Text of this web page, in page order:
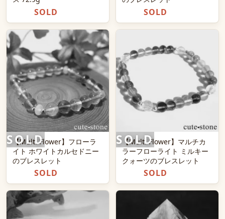
【Multi Flower】フローラ
イト ホワイトカルセドニー
のブレスレット
【Multi Flower】マルチカ
ラーフローライト ミルキー
クォーツのブレスレット